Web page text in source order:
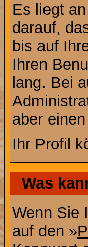
Es liegt
darauf,
bis auf
Ihren
lang. Bei
aber
Ihr Profil
Was
Wenn Sie
auf den »